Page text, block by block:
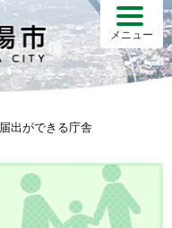
メニュー
届出ができる庁舎